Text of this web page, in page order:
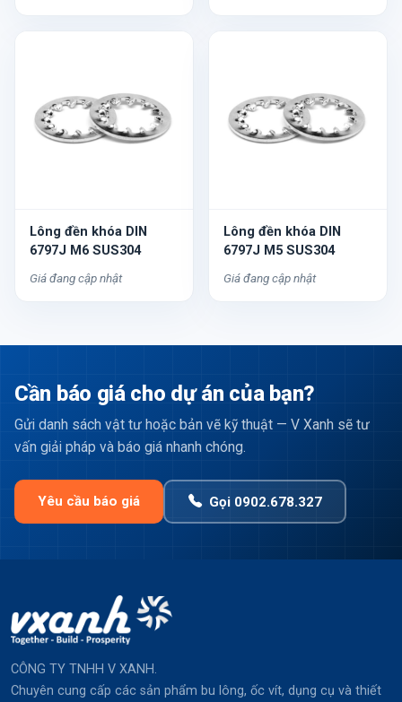
Lông đền khóa DIN
6797J M6 SUS304
Giá đang cập nhật
Lông đền khóa DIN
6797J M5 SUS304
Giá đang cập nhật
Cần báo giá cho dự án của bạn?
Gửi danh sách vật tư hoặc bản vẽ kỹ thuật — V Xanh sẽ tư
vấn giải pháp và báo giá nhanh chóng.
Yêu cầu báo giá Gọi 0902.678.327
CÔNG TY TNHH V XANH.
Chuyên cung cấp các sản phẩm bu lông, ốc vít, dụng cụ và thiết